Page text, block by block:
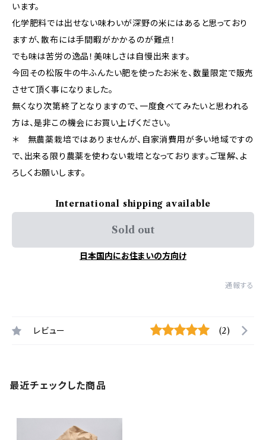
います。
化学肥料では出せない味わいが深野の米にはあると思っており
ますが、散布には手間暇がかかるのが難点！
でも味は苦労の逸品！美味しさは自慢出来ます。
今回その松阪牛の牛ふんたい肥を使ったお米を、数量限定で販売
させて頂く事になりました。
無くなり次第終了となりますので、一度食べてみたいと思われる
方は、是非この機会にお買い上げください。
＊ 無農薬栽培ではありませんが、自家消費用が多い地域ですの
で、出来る限り農薬を使わない栽培となっております。ご理解、よ
ろしくお願いします。
International shipping available
Sold out
日本国内にお住まいの方向け
通報する
レビュー (2)
最近チェックした商品